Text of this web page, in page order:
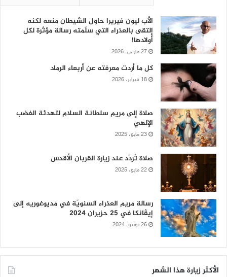
الأب ليون فيريرا حاول الشيطان منعه لكنه
إلتقى بالعذراء التي سلّمته رسالة مؤثّرة لكل
أولادها!
27 مارس، 2026
كل ما أردت معرفته عن أربعاء الرماد
18 فبراير، 2026
صلاة إلى مريم سلطانة السلام لتهدئة الغضب
الإلهي
23 مايو، 2025
صلاة تُردّد عند زيارة القربان الأقدس
22 مايو، 2025
رسالة مريم العذراء السنويّة في مديوغوريه إلى
إيڤانكا في 25 حزيران 2024
26 يونيو، 2024
الأكثر زيارة هذا الشهر